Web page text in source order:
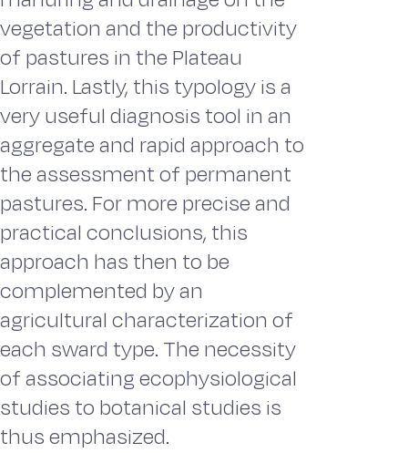
vegetation and the productivity
of pastures in the Plateau
Lorrain. Lastly, this typology is a
very useful diagnosis tool in an
aggregate and rapid approach to
the assessment of permanent
pastures. For more precise and
practical conclusions, this
approach has then to be
complemented by an
agricultural characterization of
each sward type. The necessity
of associating ecophysiological
studies to botanical studies is
thus emphasized.